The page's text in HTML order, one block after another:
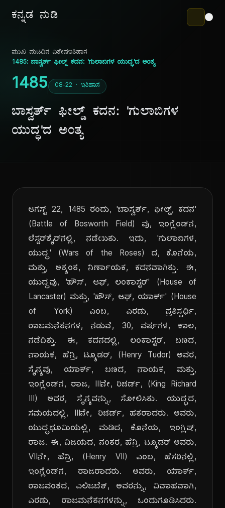
ಕನ್ನಡ ನುಡಿ
ಮುಖ ಪುಟದಿನ ವಿಶೇಷಇತಿಹಾಸ
1485: ಬಾಸ್ವರ್ತ್ ಫೀಲ್ಡ್ ಕದನ: 'ಗುಲಾಬಿಗಳ ಯುದ್ಧ'ದ ಅಂತ್ಯ
1485 08-22 · ಇತಿಹಾಸ
ಬಾಸ್ವರ್ತ್ ಫೀಲ್ಡ್ ಕದನ: 'ಗುಲಾಬಿಗಳ
ಯುದ್ಧ'ದ ಅಂತ್ಯ
ಆಗಸ್ಟ್ 22, 1485 ರಂದು, 'ಬಾಸ್ವರ್ತ್, ಫೀಲ್ಡ್, ಕದನ'
(Battle of Bosworth Field) ವು, ಇಂಗ್ಲೆಂಡ್‌ನ,
ಲೆಸ್ಟರ್‌ಶೈರ್‌ನಲ್ಲಿ, ನಡೆಯಿತು. ಇದು, 'ಗುಲಾಬಿಗಳ,
ಯುದ್ಧ' (Wars of the Roses) ದ, ಕೊನೆಯ,
ಮತ್ತು, ಅತ್ಯಂತ, ನಿರ್ಣಾಯಕ, ಕದನವಾಗಿತ್ತು. ಈ,
ಯುದ್ಧವು, 'ಹೌಸ್, ಆಫ್, ಲಂಕಾಸ್ಟರ್' (House of
Lancaster) ಮತ್ತು, 'ಹೌಸ್, ಆಫ್, ಯಾರ್ಕ್' (House
of York) ಎಂಬ, ಎರಡು, ಪ್ರತಿಸ್ಪರ್ಧಿ,
ರಾಜಮನೆತನಗಳ, ನಡುವೆ, 30, ವರ್ಷಗಳ, ಕಾಲ,
ನಡೆದಿತ್ತು. ಈ, ಕದನದಲ್ಲಿ, ಲಂಕಾಸ್ಟರ್, ಬಣದ,
ನಾಯಕ, ಹೆನ್ರಿ, ಟ್ಯೂಡರ್, (Henry Tudor) ಅವರ,
ಸೈನ್ಯವು, ಯಾರ್ಕ್, ಬಣದ, ನಾಯಕ, ಮತ್ತು,
ಇಂಗ್ಲೆಂಡ್‌ನ, ರಾಜ, IIIನೇ, ರಿಚರ್ಡ್, (King Richard
III) ಅವರ, ಸೈನ್ಯವನ್ನು, ಸೋಲಿಸಿತು. ಯುದ್ಧದ,
ಸಮಯದಲ್ಲಿ, IIIನೇ, ರಿಚರ್ಡ್, ಹತರಾದರು. ಅವರು,
ಯುದ್ಧಭೂಮಿಯಲ್ಲಿ, ಮಡಿದ, ಕೊನೆಯ, ಇಂಗ್ಲಿಷ್,
ರಾಜ. ಈ, ವಿಜಯದ, ನಂತರ, ಹೆನ್ರಿ, ಟ್ಯೂಡರ್ ಅವರು,
VIIನೇ, ಹೆನ್ರಿ, (Henry VII) ಎಂಬ, ಹೆಸರಿನಲ್ಲಿ,
ಇಂಗ್ಲೆಂಡ್‌ನ, ರಾಜರಾದರು. ಅವರು, ಯಾರ್ಕ್,
ರಾಜವಂಶದ, ಎಲಿಜಬೆತ್, ಅವರನ್ನು, ವಿವಾಹವಾಗಿ,
ಎರಡು, ರಾಜಮನೆತನಗಳನ್ನು, ಒಂದುಗೂಡಿಸಿದರು.